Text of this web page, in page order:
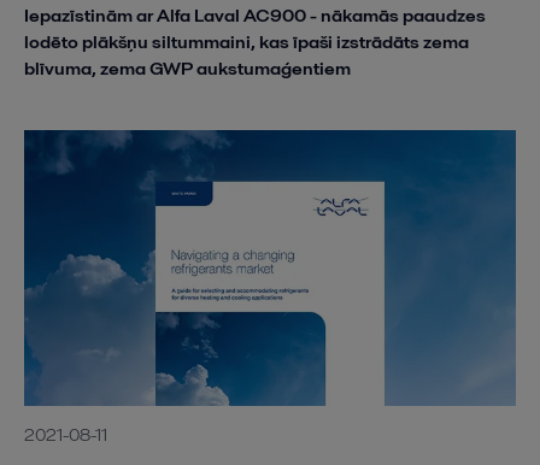
Iepazīstinām ar Alfa Laval AC900 - nākamās paaudzes
lodēto plākšņu siltummaini, kas īpaši izstrādāts zema
blīvuma, zema GWP aukstumaģentiem
2021-08-11